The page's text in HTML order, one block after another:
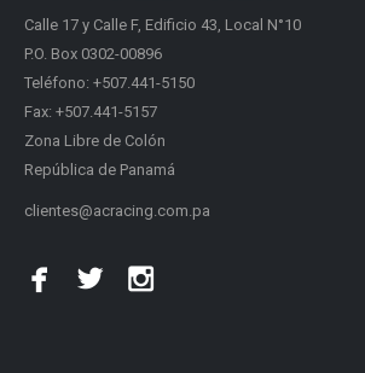
Calle 17 y Calle F, Edificio 43, Local N°10
P.O. Box 0302-00896
Teléfono: +507.441-5150
Fax: +507.441-5157
Zona Libre de Colón
República de Panamá
clientes@acracing.com.pa